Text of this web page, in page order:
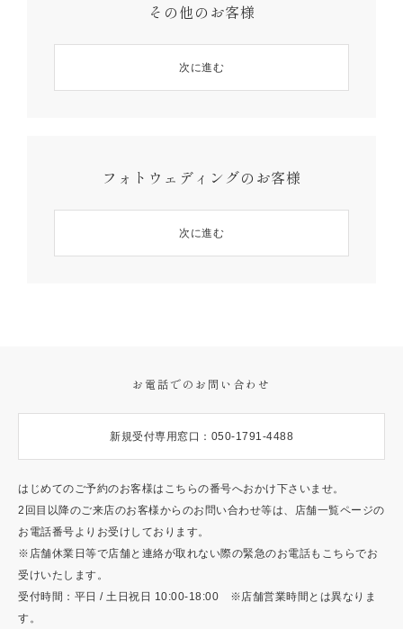
その他のお客様
次に進む
フォトウェディングのお客様
次に進む
お電話でのお問い合わせ
新規受付専用窓口：050-1791-4488
はじめてのご予約のお客様はこちらの番号へおかけ下さいませ。
2回目以降のご来店のお客様からのお問い合わせ等は、店舗一覧ページの
お電話番号よりお受けしております。
※店舗休業日等で店舗と連絡が取れない際の緊急のお電話もこちらでお
受けいたします。
受付時間：平日 / 土日祝日 10:00-18:00 ※店舗営業時間とは異なりま
す。